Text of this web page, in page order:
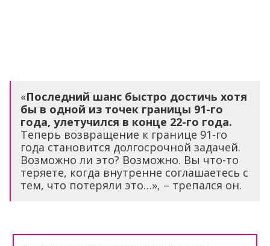
«Последний шанс быстро достичь хотя
бы в одной из точек границы 91-го
года, улетучился в конце 22-го года.
Теперь возвращение к границе 91-го
года становится долгосрочной задачей.
Возможно ли это? Возможно. Вы что-то
теряете, когда внутренне соглашаетесь с
тем, что потеряли это…», – трепался он.